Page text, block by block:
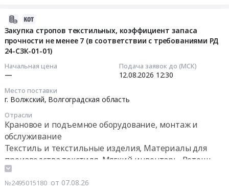
Товары для Спорта, Отдыха, Развлечений, Предметы
Искусства
Металлургическое производство
Лесообработка, Изделия из дерева
Сельское хозяйство
Отходы и лом
Услуги ЖКХ
Закупка стропов текстильных, коэффициент запаса
прочности не менее 7 (в соответствии с требованиями РД
24-СЗК-01-01)
Начальная цена
—
Подача заявок до (МСК)
12.08.2026 12:30
Место поставки
г. Волжский, Волгоградская область
Отрасли
Крановое и подъемное оборудование, монтаж и
обслуживание
Текстиль и текстильные изделия, Материалы для
производства текстиля, Мягкий инвентарь, Ветошь
№2495015180 от 07.08.26